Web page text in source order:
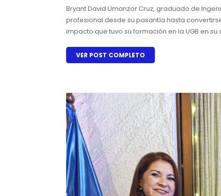
Bryant David Umanzor Cruz, graduado de
profesional desde su pasantía hasta
impacto que tuvo su formación en la UGB en
VER POST COMPLETO